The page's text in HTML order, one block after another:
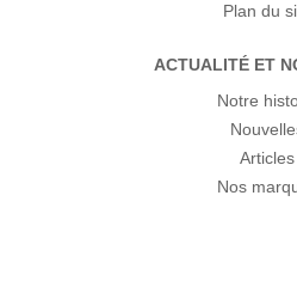
Plan du
ACTUALITÉ ET
Notre
Articles
Nos